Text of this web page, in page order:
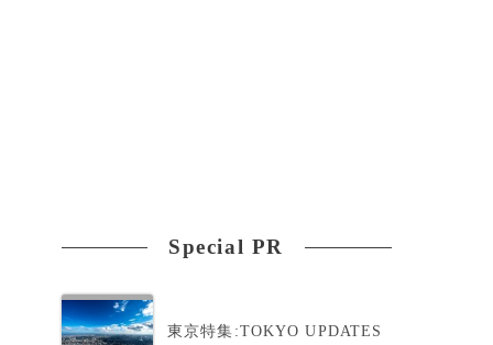
Special PR
東京特集:TOKYO UPDATES